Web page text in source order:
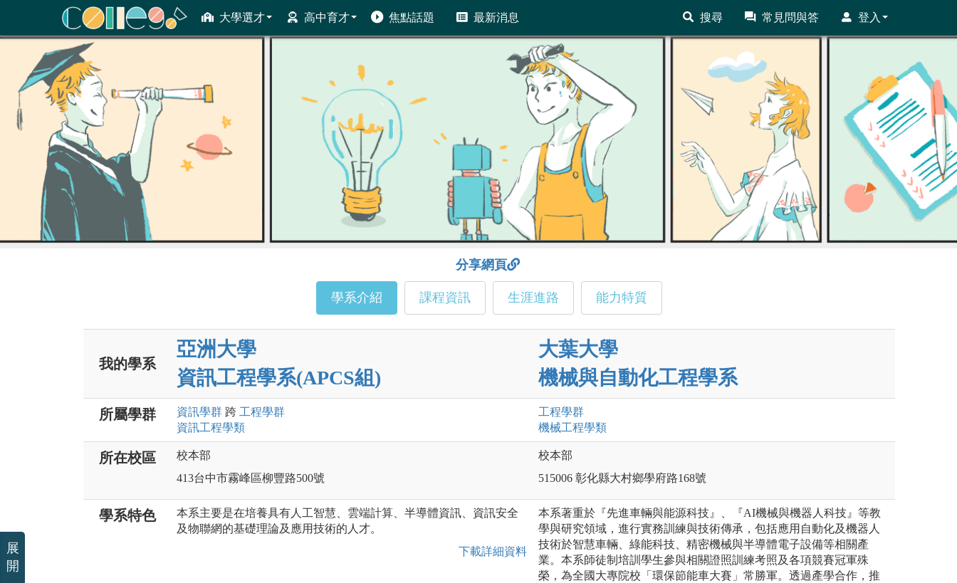
大學選才 高中育才 焦點話題 最新消息 搜尋 常見問與答 登入
ColleGo! 大學選才與高中育才輔助系統
分享網頁
學系介紹 課程資訊 生涯進路 能力特質
我的學系
亞洲大學
資訊工程學系(APCS組)
大葉大學
機械與自動化工程學系
所屬學群 資訊學群 跨 工程學群
資訊工程學類
工程學群
機械工程學類
所在校區
校本部
413台中市霧峰區柳豐路500號
校本部
515006 彰化縣大村鄉學府路168號
學系特色
本系主要是在培養具有人工智慧、雲端計算、半導體資訊、資訊安全
及物聯網的基礎理論及應用技術的人才。
下載詳細資料
本系著重於『先進車輛與能源科技』、『AI機械與機器人科技』等教
學與研究領域，進行實務訓練與技術傳承，包括應用自動化及機器人
技術於智慧車輛、綠能科技、精密機械與半導體電子設備等相關產
業。本系師徒制培訓學生參與相關證照訓練考照及各項競賽冠軍殊
榮，為全國大專院校「環保節能車大賽」常勝軍。透過產學合作，推
展
開